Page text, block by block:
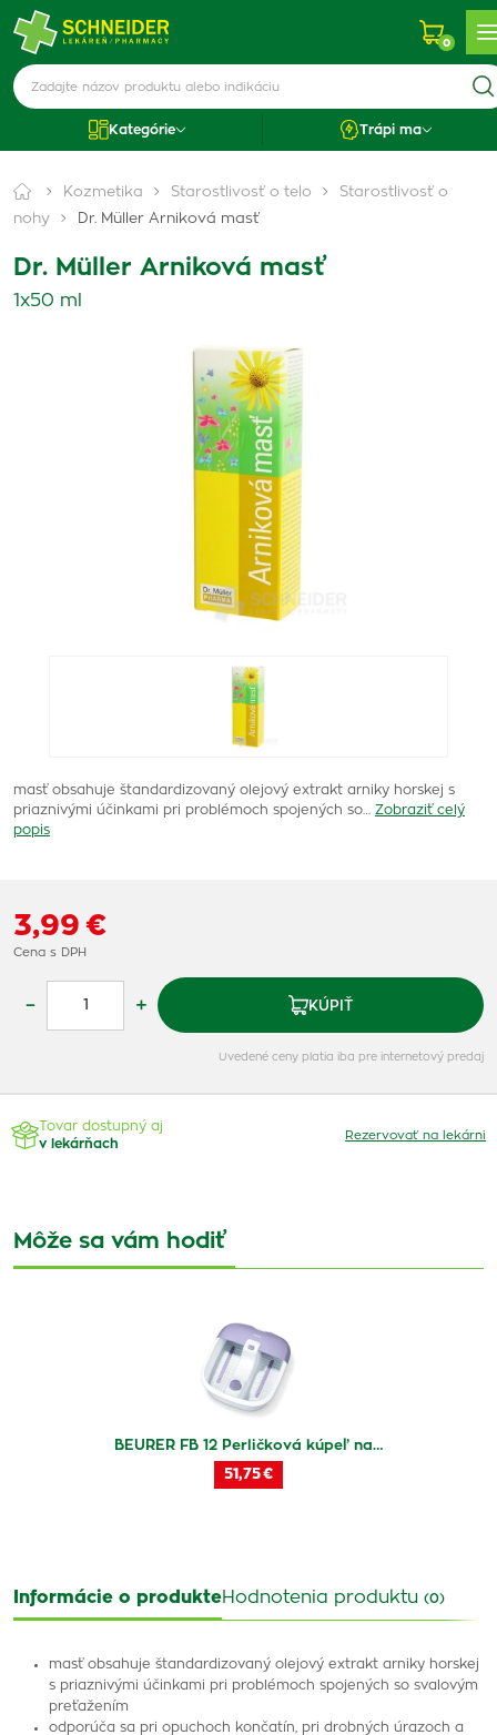
0
Kategórie Trápi ma
Kozmetika Starostlivosť o telo
Starostlivosť o
nohy
Dr. Müller Arniková masť
Dr. Müller Arniková masť
1x50 ml
masť obsahuje štandardizovaný olejový extrakt arniky horskej s
priaznivými účinkami pri problémoch spojených so…
Zobraziť celý
popis
3,99 €
Cena s DPH
– + KÚPIŤ
Uvedené ceny platia iba pre internetový predaj
Tovar dostupný aj
v lekárňach
Rezervovať na lekárni
Môže sa vám hodiť
BEURER FB 12 Perličková kúpeľ na…
51,75 €
Informácie o produkteHodnotenia produktu (0)
masť obsahuje štandardizovaný olejový extrakt arniky horskej
s priaznivými účinkami pri problémoch spojených so svalovým
preťažením
odporúča sa pri opuchoch končatín, pri drobných úrazoch a